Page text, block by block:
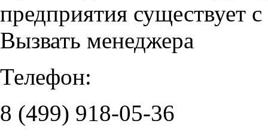
предприятия существует
Вызвать менеджера
Телефон:
8 (499) 918-05-36